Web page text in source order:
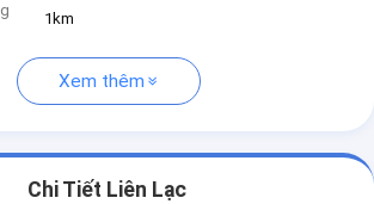
1km
Xem thêm
Chi Tiết Liên Lạc